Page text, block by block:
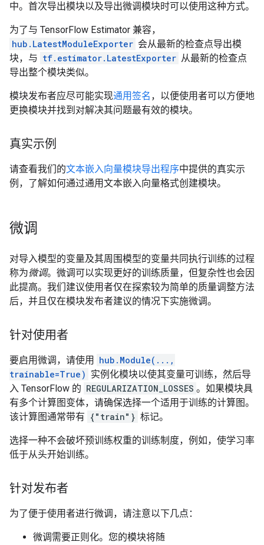
中。首次导出模块以及导出微调模块时可以使用这种方式。
为了与 TensorFlow Estimator 兼容，
hub.LatestModuleExporter 会从最新的检查点导出模
块，与 tf.estimator.LatestExporter 从最新的检查点
导出整个模块类似。
模块发布者应尽可能实现通用签名 ，以便使用者可以方便地
更换模块并找到对解决其问题最有效的模块。
真实示例
请查看我们的文本嵌入向量模块导出程序中提供的真实示
例，了解如何通过通用文本嵌入向量格式创建模块。
微调
对导入模型的变量及其周围模型的变量共同执行训练的过程
称为微调。微调可以实现更好的训练质量，但复杂性也会因
此提高。我们建议使用者仅在探索较为简单的质量调整方法
后，并且仅在模块发布者建议的情况下实施微调。
针对使用者
要启用微调，请使用
hub.Module(...,
trainable=True) 实例化模块以使其变量可训练，然后导
入 TensorFlow 的 REGULARIZATION_LOSSES 。如果模块具
有多个计算图变体，请确保选择一个适用于训练的计算图。
该计算图通常带有 {"train"} 标记。
选择一种不会破坏预训练权重的训练制度，例如，使学习率
低于从头开始训练。
针对发布者
为了便于使用者进行微调，请注意以下几点：
微调需要正则化。您的模块将随